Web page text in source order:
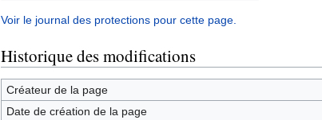
Voir le journal des protections pour cette page.
Historique des modifications
Créateur de la page
Date de création de la page